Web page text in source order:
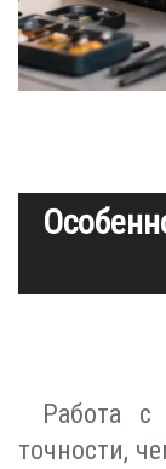
Работа с
точности,